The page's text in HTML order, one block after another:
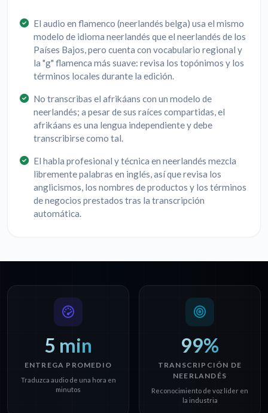
El audio en flamenco (neerlandés belga) usa el mismo
modelo de idioma neerlandés que el neerlandés de los
Países Bajos, pero cuenta con vocabulario regional y
la "g" flamenca más suave: revisa los topónimos y los
términos locales durante la edición.
No transcribas el afrikáans con un modelo de
neerlandés; a pesar de sus raíces compartidas, el
afrikáans es una lengua independiente y debe
transcribirse como tal.
El habla profesional y técnica en neerlandés mezcla
libremente palabras en inglés, así que revisa los
anglicismos, los nombres de productos y los términos
de negocios prestados tras la transcripción
automática.
5 min
ENTREGA PROMEDIO
Traduzca audio de una hora en
minutos
99%
TRANSCRIPCIÓN DE
NEERLANDÉS
Reconocimiento de voz líder en
la industria